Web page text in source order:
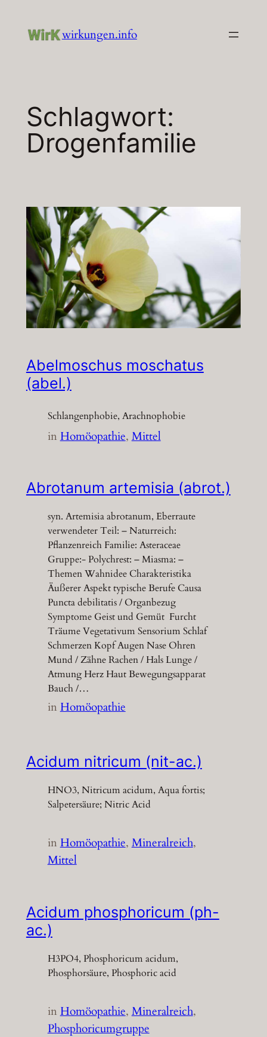
Inhalt
wirkungen.info
Schlagwort:
Drogenfamilie
Abelmoschus moschatus
(abel.)
Schlangenphobie, Arachnophobie
inHomöopathie, Mittel
Abrotanum artemisia (abrot.)
syn. Artemisia abrotanum, Eberraute
verwendeter Teil: – Naturreich:
Pflanzenreich Familie: Asteraceae
Gruppe:- Polychrest: – Miasma: –
Themen Wahnidee Charakteristika
Äußerer Aspekt typische Berufe Causa
Puncta debilitatis / Organbezug
Symptome Geist und Gemüt Furcht
Träume Vegetativum Sensorium Schlaf
Schmerzen Kopf Augen Nase Ohren
Mund / Zähne Rachen / Hals Lunge /
Atmung Herz Haut Bewegungsapparat
Bauch /…
inHomöopathie
Acidum nitricum (nit-ac.)
HNO3, Nitricum acidum, Aqua fortis;
Salpetersäure; Nitric Acid
inHomöopathie, Mineralreich
Mittel
Acidum phosphoricum (ph-
ac.)
H3PO4, Phosphoricum acidum,
Phosphorsäure, Phosphoric acid
inHomöopathie, Mineralreich
Phosphoricumgruppe